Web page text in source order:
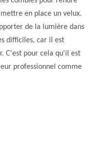
en place un velux.
de la lumière dans
difficiles, car il est
C'est pour cela qu'il est
professionnel comme